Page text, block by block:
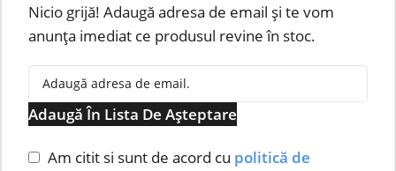
Nicio grijă! Adaugă adresa de email și te vom
anunța imediat ce produsul revine în stoc.
Adaugă În Lista De Așteptare
Am citit si sunt de acord cu politică de